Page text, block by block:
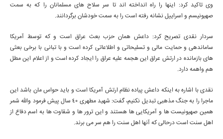
وی تاکید کرد: اینها را راه انداخته اند تا سر سلاح های مسلمانان را که به سمت
صهیونیسم و اسراییل نشانه رفته است را به سمت خودشان برگردانند.
سردار نقدی تصریح کرد: داعش همان حزب بعث عراق است و که توسط آمریکا
ساماندهی و حمایت مالی و تسلیحاتی و اطلاعاتی کرده است و با تبانی با برخی بعثی
های بازمانده در ارتش عراق این هجمه علیه عراق را ایجاد کرده است و از اعلام این مطل
هم واهمه دارد.
نقدی با اشاره به اینکه داعش پیاده نظام ارتش آمریکا است و باید حواس مان باشد این
ماجرا را به جنگ مذهبی تبدیل نکنیم، گفت: شهید مطهری 40 سال پیش فرمود والله شمر
همین صهیونیست ها و آمریکایی ها هستند و این ترور ها و شقاوت ها به اسم دفاع از
اهل سنت است درحالی که آنها اهل سنت را هم سر می برند.